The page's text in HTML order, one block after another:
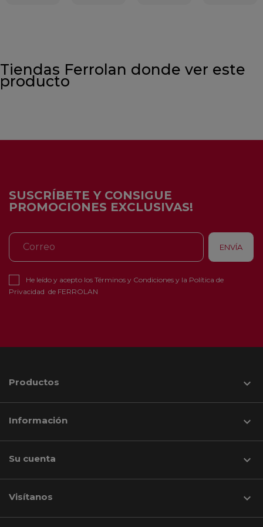
Tiendas Ferrolan donde ver este
producto
SUSCRÍBETE Y CONSIGUE
PROMOCIONES EXCLUSIVAS!
He leído y acepto los Términos y Condiciones y la Política de
Privacidad de FERROLAN
Productos 
Información 
Su cuenta 
Visítanos keyboard_arrow_down